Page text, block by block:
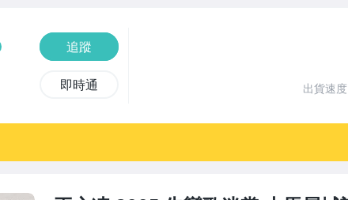
追蹤
即時通 出貨速度